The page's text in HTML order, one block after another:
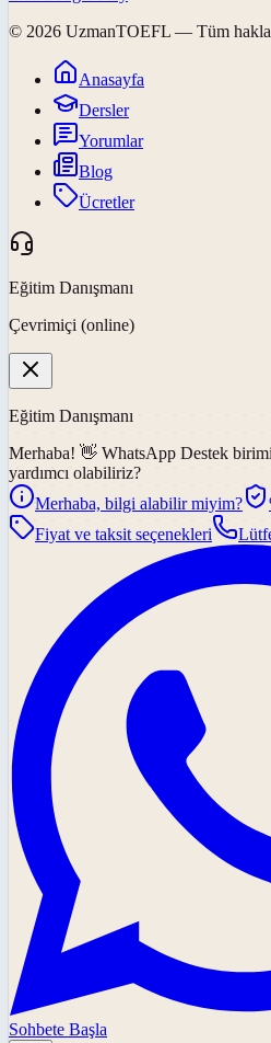
© 2026 UzmanTOEFL — Tüm
Anasayfa
Dersler
Yorumlar
Blog
Ücretler
Eğitim Danışmanı
Çevrimiçi (online)
Eğitim Danışmanı
Merhaba! 👋 WhatsApp Destek
yardımcı olabiliriz?
Merhaba, bilgi alabilir miyim?
Fiyat ve taksit seçenekleri
Sohbete Başla